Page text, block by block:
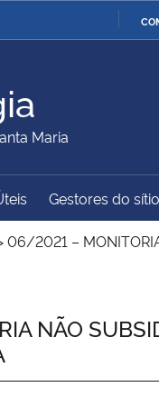
Ministério da Defesa
Ministério da Cidadania
Ministério do
Desenvolvimento
Maria
Gestores do sítio
06/2021 –
NÃO